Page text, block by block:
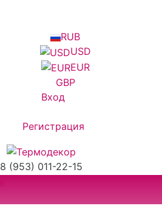
RUB
USD
EUR
GBP
Вход
Регистрация
8 (953) 011-22-15